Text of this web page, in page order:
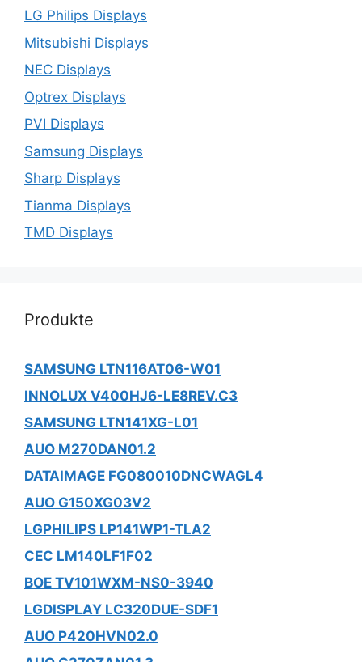
LG Philips Displays
Mitsubishi Displays
NEC Displays
Optrex Displays
PVI Displays
Samsung Displays
Sharp Displays
Tianma Displays
TMD Displays
Produkte
SAMSUNG LTN116AT06-W01
INNOLUX V400HJ6-LE8REV.C3
SAMSUNG LTN141XG-L01
AUO M270DAN01.2
DATAIMAGE FG080010DNCWAGL4
AUO G150XG03V2
LGPHILIPS LP141WP1-TLA2
CEC LM140LF1F02
BOE TV101WXM-NS0-3940
LGDISPLAY LC320DUE-SDF1
AUO P420HVN02.0